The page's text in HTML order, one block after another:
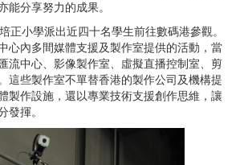
能分享努力的成果。
小學派出近四十名學生前往數碼港參觀。
心內多間媒體支援及製作室提供的活動，當
流中心、影像製作室、虛擬直播控制室、剪
這些製作室不單替香港的製作公司及機構提
製作設施，還以專業技術支援創作思維，讓
發揮。